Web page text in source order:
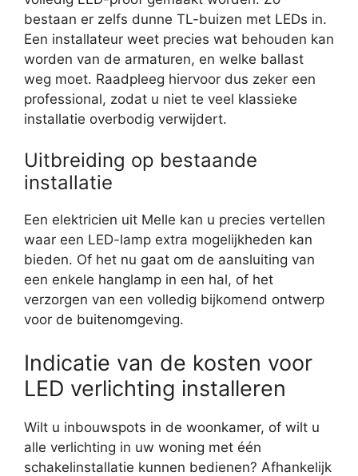
bestaan er zelfs dunne TL-buizen met LEDs in.
Een installateur weet precies wat behouden kan
worden van de armaturen, en welke ballast
weg moet. Raadpleeg hiervoor dus zeker een
professional, zodat u niet te veel klassieke
installatie overbodig verwijdert.
Uitbreiding op bestaande
installatie
Een elektricien uit Melle kan u precies vertellen
waar een LED-lamp extra mogelijkheden kan
bieden. Of het nu gaat om de aansluiting van
een enkele hanglamp in een hal, of het
verzorgen van een volledig bijkomend ontwerp
voor de buitenomgeving.
Indicatie van de kosten voor
LED verlichting installeren
Wilt u inbouwspots in de woonkamer, of wilt u
alle verlichting in uw woning met één
schakelinstallatie kunnen bedienen? Afhankelijk